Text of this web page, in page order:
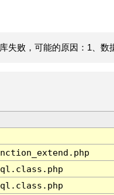
失败，可能的原因：1、数